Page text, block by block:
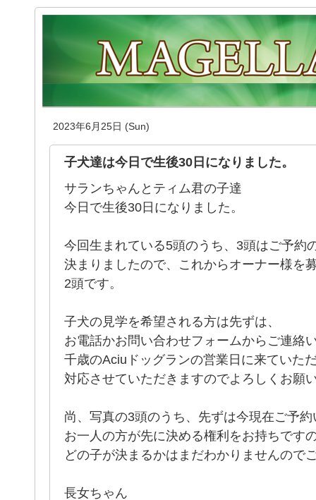
2023年6月25日 (Sun)
子犬達は今日で生後30日になりました。
サランちゃんとティム君の子達
今日で生後30日になりました。
今回生まれている5頭のうち、3頭はご予約
決まりましたので、これからオーナー様を
2頭です。
子犬の見学を希望される方は先ずは、
お電話かお問い合わせフォームからご連絡
千歳のAciuドッグランの営業日に来ていた
対応させていただきますのでよろしくお願
尚、写真の3頭のうち、先ずは今現在ご予
お一人の方が先に決める権利をお持ちです
どの子が決まるかはまだわかりませんので
長女ちゃん